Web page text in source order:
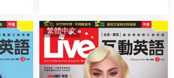
繁體中文